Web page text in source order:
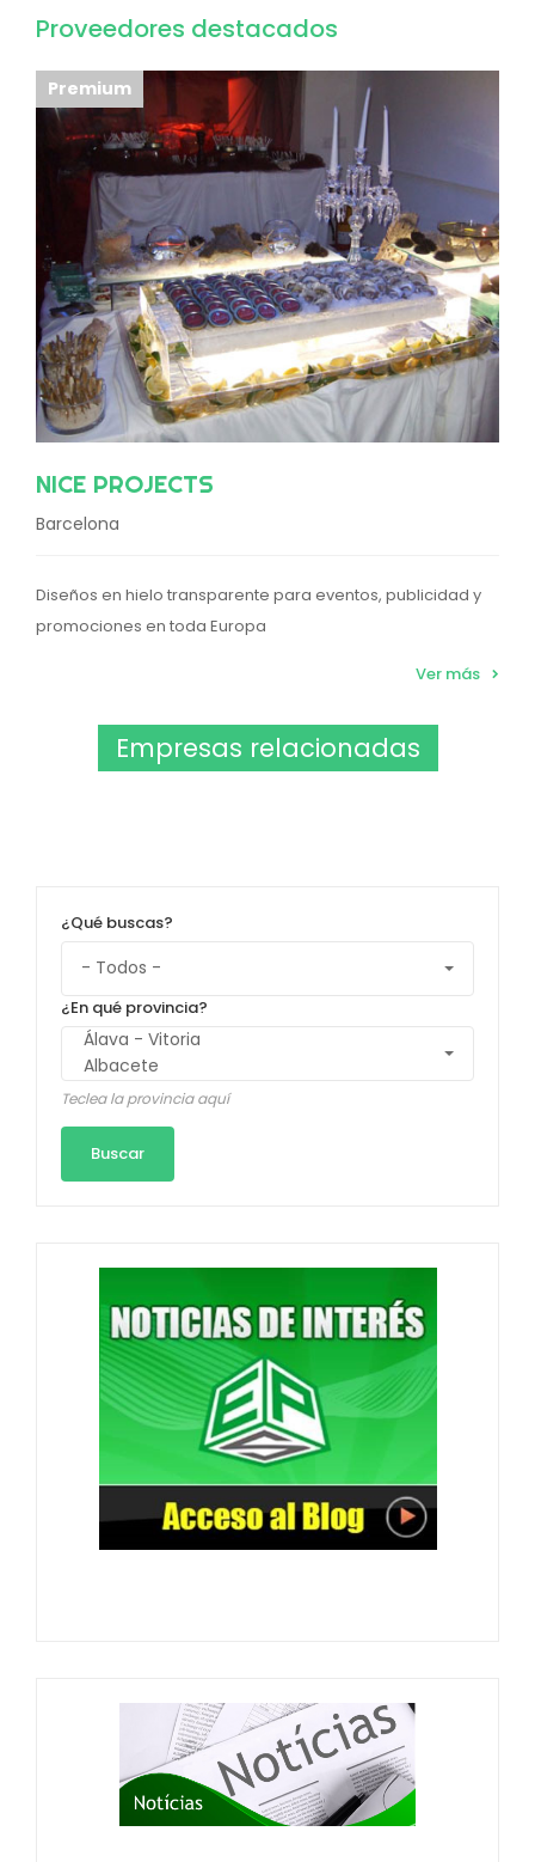
Proveedores destacados
Premium
NICE PROJECTS
Barcelona
Diseños en hielo transparente para eventos, publicidad y
promociones en toda Europa
Ver más
Empresas relacionadas
¿Qué buscas?
¿En qué provincia?
Teclea la provincia aquí